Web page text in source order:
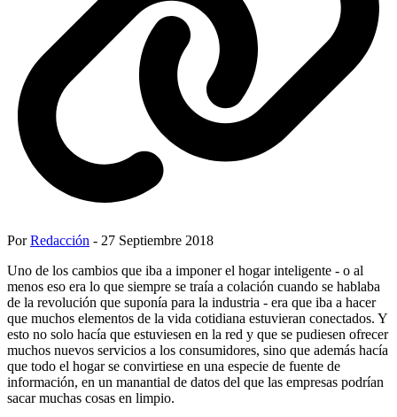
PorRedacción - 27 Septiembre 2018
Uno de los cambios que iba a imponer el hogar inteligente - o al
menos eso era lo que siempre se traía a colación cuando se hablaba
de la revolución que suponía para la industria - era que iba a hacer
que muchos elementos de la vida cotidiana estuvieran conectados. Y
esto no solo hacía que estuviesen en la red y que se pudiesen ofrecer
muchos nuevos servicios a los consumidores, sino que además hacía
que todo el hogar se convirtiese en una especie de fuente de
información, en un manantial de datos del que las empresas podrían
sacar muchas cosas en limpio.